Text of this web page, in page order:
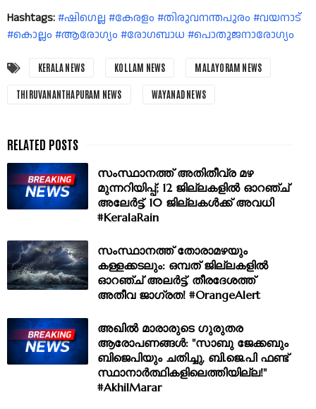
Hashtags:#ഷിഗെല്ല #കേരളം #തിരുവനന്തപുരം #വയനാട്
#കൊല്ലം #ആരോഗ്യം #രോഗബാധ #പൊതുജനാരോഗ്യം
KERALA NEWS KOLLAM NEWS MALAYORAM NEWS
THIRUVANANTHAPURAM NEWS WAYANAD NEWS
സംസ്ഥാനത്ത് അതിതീവ്ര മഴ
മുന്നറിയിപ്പ്; 12 ജില്ലകളിൽ ഓറഞ്ച്
അലേർട്ട്, 10 ജില്ലകൾക്ക് അവധി
#KeralaRain
സംസ്ഥാനത്ത് തോരാമഴയും
കള്ളക്കടലും: ഒമ്പത് ജില്ലകളിൽ
ഓറഞ്ച് അലർട്ട്, തീരദേശത്ത്
അതീവ ജാഗ്രത! #OrangeAlert
അഖിൽ മാരാരുടെ ഗുരുതര
ആരോപണങ്ങൾ: "സാബു ജേക്കബും
ബിജെപിയും ചതിച്ചു, ബി.ജെ.പി ഫണ്ട്
സ്ഥാനാർത്ഥികളിലെത്തിയില്ല!"
#AkhilMarar